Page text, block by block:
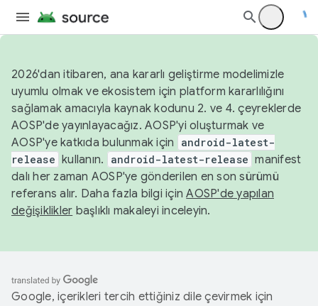
2026'dan itibaren, ana kararlı geliştirme modelimizle
uyumlu olmak ve ekosistem için platform kararlılığını
sağlamak amacıyla kaynak kodunu 2. ve 4. çeyreklerde
AOSP'de yayınlayacağız. AOSP'yi oluşturmak ve
AOSP'ye katkıda bulunmak için
android-latest-
release kullanın. android-latest-release manifest
dalı her zaman AOSP'ye gönderilen en son sürümü
referans alır. Daha fazla bilgi içinAOSP'de yapılan
değişiklikler başlıklı makaleyi inceleyin.
Google, içerikleri tercih ettiğiniz dile çevirmek için